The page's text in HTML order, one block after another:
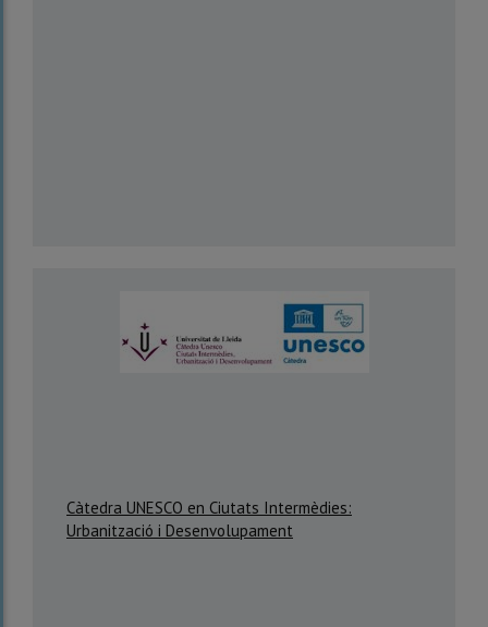
Càtedra UNESCO en Ciutats Intermèdies:
Urbanització i Desenvolupament